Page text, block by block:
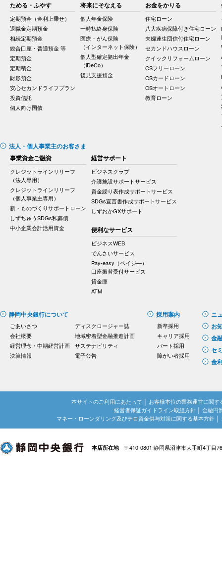
ためる・ふやす
定期預金（金利上乗せ）
退職金定期預金
相続定期預金
総合口座・普通預金 等
定期預金
定期積金
財形預金
安心セカンドライフプラン
投資信託
個人向け国債
将来にそなえる
個人年金保険
一時払終身保険
医療・がん保険
（インターネット保険）
個人型確定拠出年金
（iDeCo）
後見支援預金
お金をかりる
住宅ローン
八大疾病保障付き住宅ローン
夫婦連生団信付住宅ローン
セカンドハウスローン
クイックリフォームローン
CSフリーローン
CSカードローン
CSオートローン
教育ローン
法人・個人事業主のお客さま
事業資金ご融資
クレジットラインリリーフ
（法人専用）
クレジットラインリリーフ
（個人事業主専用）
新・ものづくりサポートローン
しずちゅうSDGs私募債
中小企業会計活用資金
経営サポート
ビジネスクラブ
介護施設サポートサービス
資金繰り表作成サポートサービス
SDGs宣言書作成サポートサービス
しずおかGXサポート
便利なサービス
ビジネスWEB
でんさいサービス
Pay-easy（ペイジ―）
口座振替受付サービス
貸金庫
ATM
静岡中央銀行について
ごあいさつ
会社概要
経営理念・中期経営計画
決算情報
ディスクロージャー誌
地域密着型金融推進計画
サステナビリティ
電子公告
採用案内
新卒採用
キャリア採用
パート採用
障がい者採用
ニ
お
金
セ
金
本サイトのご利用にあたって │ お客様本位の業務運営に関す
経営者保証ガイドライン取組方針│ 金融円
マネー・ローンダリング及びテロ資金供与対策に関する基本方針 │
本店所在地 〒410-0801 静岡県沼津市大手町4丁目